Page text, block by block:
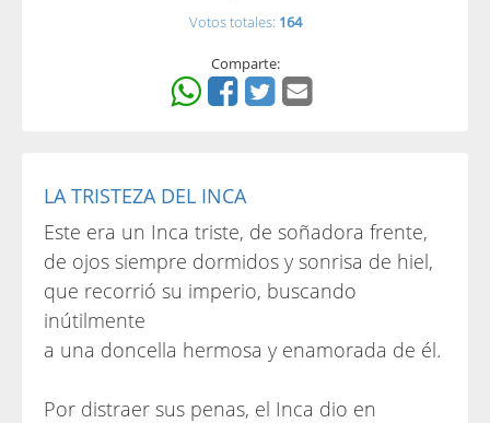
Votos totales: 164
Comparte:
LA TRISTEZA DEL INCA
Este era un Inca triste, de soñadora frente,
de ojos siempre dormidos y sonrisa de hiel,
que recorrió su imperio, buscando
inútilmente
a una doncella hermosa y enamorada de él.
Por distraer sus penas, el Inca dio en